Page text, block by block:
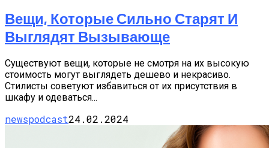
Вещи, Которые Сильно Старят И
Выглядят Вызывающе
Существуют вещи, которые не смотря на их высокую
стоимость могут выглядеть дешево и некрасиво.
Стилисты советуют избавиться от их присутствия в
шкафу и одеваться...
newspodcast24.02.2024